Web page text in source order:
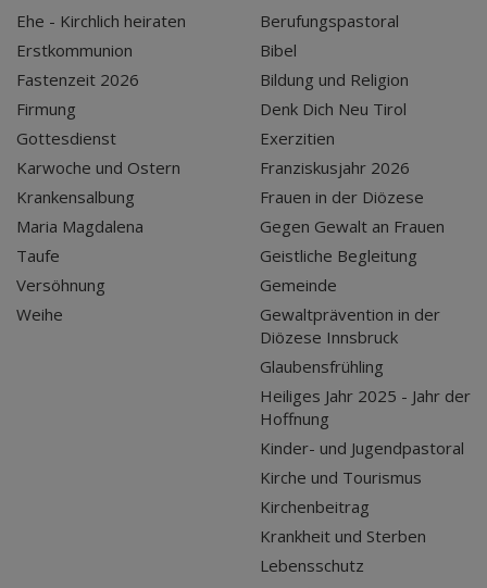
Ehe - Kirchlich heiraten
Erstkommunion
Fastenzeit 2026
Firmung
Gottesdienst
Karwoche und Ostern
Krankensalbung
Maria Magdalena
Taufe
Versöhnung
Weihe
Berufungspastoral
Bibel
Bildung und Religion
Denk Dich Neu Tirol
Exerzitien
Franziskusjahr 2026
Frauen in der Diözese
Gegen Gewalt an Frauen
Geistliche Begleitung
Gemeinde
Gewaltprävention in der
Diözese Innsbruck
Glaubensfrühling
Heiliges Jahr 2025 - Jahr der
Hoffnung
Kinder- und Jugendpastoral
Kirche und Tourismus
Kirchenbeitrag
Krankheit und Sterben
Lebensschutz